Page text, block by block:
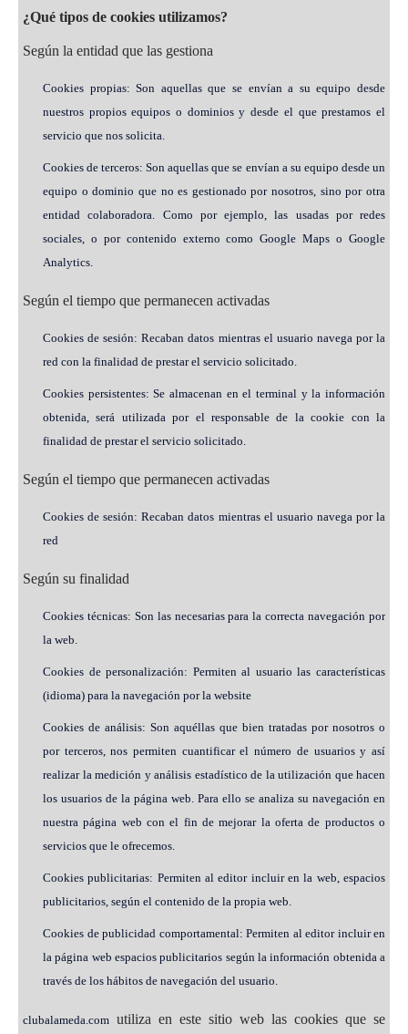
¿Qué tipos de cookies utilizamos?
Según la entidad que las gestiona
Cookies propias: Son aquellas que se envían a su equipo desde
nuestros propios equipos o dominios y desde el que prestamos el
servicio que nos solicita.
Cookies de terceros: Son aquellas que se envían a su equipo desde un
equipo o dominio que no es gestionado por nosotros, sino por otra
entidad colaboradora. Como por ejemplo, las usadas por redes
sociales, o por contenido externo como Google Maps o Google
Analytics.
Según el tiempo que permanecen activadas
Cookies de sesión: Recaban datos mientras el usuario navega por la
red con la finalidad de prestar el servicio solicitado.
Cookies persistentes: Se almacenan en el terminal y la información
obtenida, será utilizada por el responsable de la cookie con la
finalidad de prestar el servicio solicitado.
Según el tiempo que permanecen activadas
Cookies de sesión: Recaban datos mientras el usuario navega por la
red
Según su finalidad
Cookies técnicas: Son las necesarias para la correcta navegación por
la web.
Cookies de personalización: Permiten al usuario las características
(idioma) para la navegación por la website
Cookies de análisis: Son aquéllas que bien tratadas por nosotros o
por terceros, nos permiten cuantificar el número de usuarios y así
realizar la medición y análisis estadístico de la utilización que hacen
los usuarios de la página web. Para ello se analiza su navegación en
nuestra página web con el fin de mejorar la oferta de productos o
servicios que le ofrecemos.
Cookies publicitarias: Permiten al editor incluir en la web, espacios
publicitarios, según el contenido de la propia web.
Cookies de publicidad comportamental: Permiten al editor incluir en
la página web espacios publicitarios según la información obtenida a
través de los hábitos de navegación del usuario.
clubalameda.com utiliza en este sitio web las cookies que se